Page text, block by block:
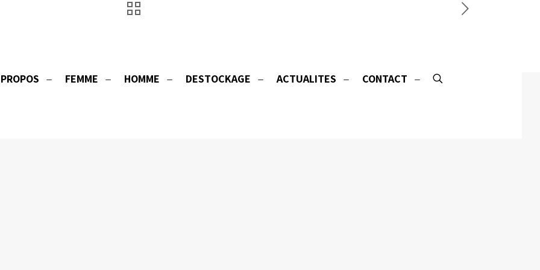
FEMME HOMME DESTOCKAGE ACTUALITES CONTACT